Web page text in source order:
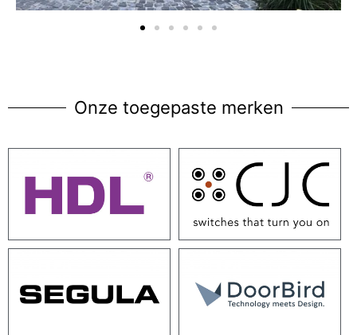
Onze toegepaste merken​